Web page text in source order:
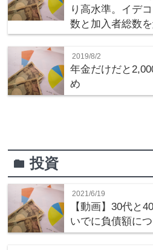
り高水準。イデ
数と加入者総数を
2019/8/2
年金だけだと
め
folder投資
2021/6/19
【動画】30代と
いでに負債額につ